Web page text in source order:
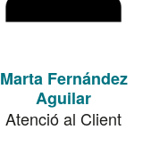
Marta Fernández
Aguilar
Atenció al Client